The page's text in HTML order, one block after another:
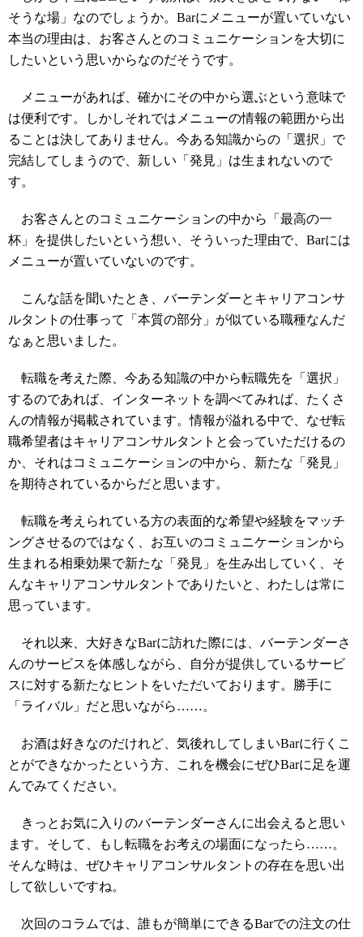
そうな場」なのでしょうか。Barにメニューが置いていない
本当の理由は、お客さんとのコミュニケーションを大切に
したいという思いからなのだそうです。
メニューがあれば、確かにその中から選ぶという意味で
は便利です。しかしそれではメニューの情報の範囲から出
ることは決してありません。今ある知識からの「選択」で
完結してしまうので、新しい「発見」は生まれないので
す。
お客さんとのコミュニケーションの中から「最高の一
杯」を提供したいという想い、そういった理由で、Barには
メニューが置いていないのです。
こんな話を聞いたとき、バーテンダーとキャリアコンサ
ルタントの仕事って「本質の部分」が似ている職種なんだ
なぁと思いました。
転職を考えた際、今ある知識の中から転職先を「選択」
するのであれば、インターネットを調べてみれば、たくさ
んの情報が掲載されています。情報が溢れる中で、なぜ転
職希望者はキャリアコンサルタントと会っていただけるの
か、それはコミュニケーションの中から、新たな「発見」
を期待されているからだと思います。
転職を考えられている方の表面的な希望や経験をマッチ
ングさせるのではなく、お互いのコミュニケーションから
生まれる相乗効果で新たな「発見」を生み出していく、そ
んなキャリアコンサルタントでありたいと、わたしは常に
思っています。
それ以来、大好きなBarに訪れた際には、バーテンダーさ
んのサービスを体感しながら、自分が提供しているサービ
スに対する新たなヒントをいただいております。勝手に
「ライバル」だと思いながら……。
お酒は好きなのだけれど、気後れしてしまいBarに行くこ
とができなかったという方、これを機会にぜひBarに足を運
んでみてください。
きっとお気に入りのバーテンダーさんに出会えると思い
ます。そして、もし転職をお考えの場面になったら……。
そんな時は、ぜひキャリアコンサルタントの存在を思い出
して欲しいですね。
次回のコラムでは、誰もが簡単にできるBarでの注文の仕